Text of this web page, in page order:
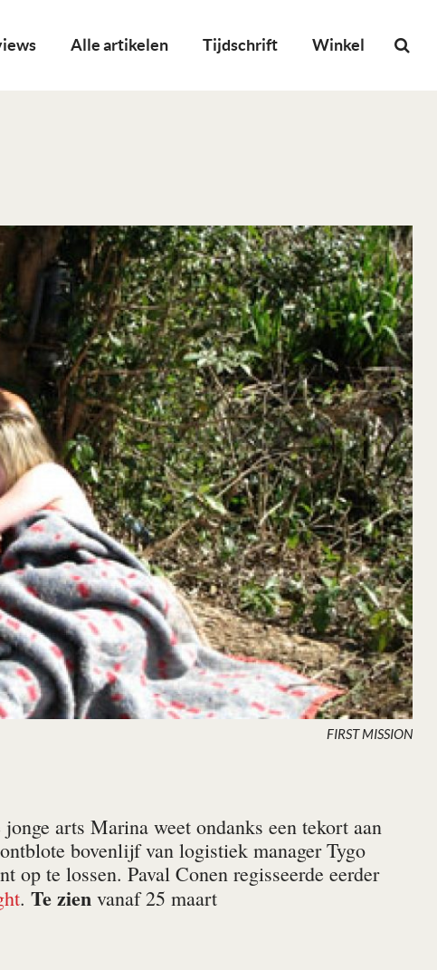
Alle artikelen Tijdschrift Winkel
FIRST MISSION
arts Marina weet ondanks een tekort aan
bovenlijf van logistiek manager Tygo
op te lossen. Paval Conen regisseerde eerder
. Te zien vanaf 25 maart